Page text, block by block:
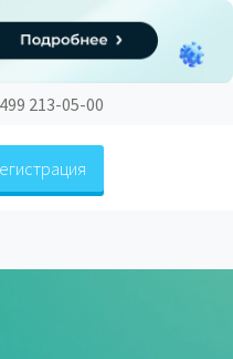
213-05-00